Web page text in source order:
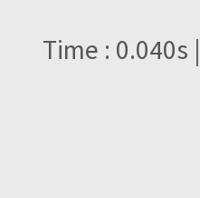
Time : 0.040s